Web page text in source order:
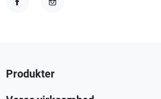
Produkter